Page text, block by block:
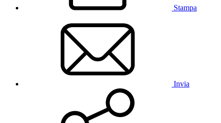
Stampa
Invia